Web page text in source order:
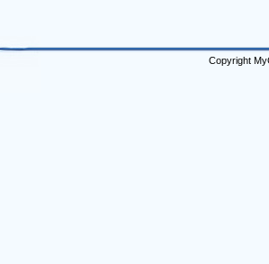
Copyright